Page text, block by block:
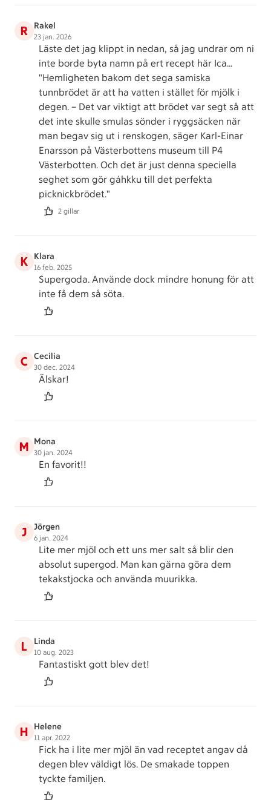
R Rakel
23 jan. 2026
Läste det jag klippt in nedan, så jag undrar om ni
inte borde byta namn på ert recept här Ica...
"Hemligheten bakom det sega samiska
tunnbrödet är att ha vatten i stället för mjölk i
degen. – Det var viktigt att brödet var segt så att
det inte skulle smulas sönder i ryggsäcken när
man begav sig ut i renskogen, säger Karl-Einar
Enarsson på Västerbottens museum till P4
Västerbotten. Och det är just denna speciella
seghet som gör gáhkku till det perfekta
picknickbrödet."
2 gillar
K Klara
16 feb. 2025
Supergoda. Använde dock mindre honung för att
inte få dem så söta.
C Cecilia
30 dec. 2024
Älskar!
M Mona
30 jan. 2024
En favorit!!
J Jörgen
6 jan. 2024
Lite mer mjöl och ett uns mer salt så blir den
absolut supergod. Man kan gärna göra dem
tekakstjocka och använda muurikka.
L Linda
10 aug. 2023
Fantastiskt gott blev det!
H Helene
11 apr. 2022
Fick ha i lite mer mjöl än vad receptet angav då
degen blev väldigt lös. De smakade toppen
tyckte familjen.